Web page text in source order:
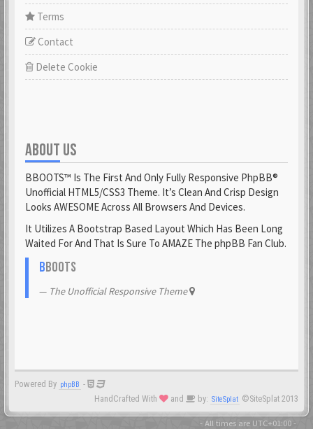
Terms
Contact
Delete Cookie
ABOUT US
BBOOTS™ Is The First And Only Fully Responsive PhpBB®
Unofficial HTML5/CSS3 Theme. It’s Clean And Crisp Design
Looks AWESOME Across All Browsers And Devices.
It Utilizes A Bootstrap Based Layout Which Has Been Long
Waited For And That Is Sure To AMAZE The phpBB Fan Club.
BBOOTS
The Unofficial Responsive Theme
Powered By phpBB -
HandCrafted With
and by: SiteSplat ©SiteSplat 2013
- All times are UTC+01:00 -